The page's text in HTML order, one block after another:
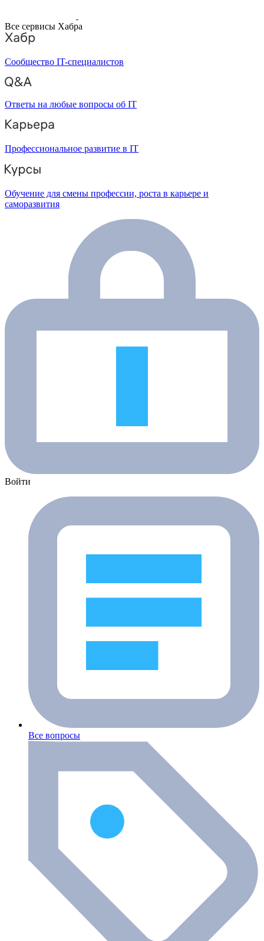
Все сервисы Хабра
Сообщество IT-специалистов
Ответы на любые вопросы об IT
Профессиональное развитие в IT
Обучение для смены профессии, роста в карьере и
саморазвития
Войти
Все вопросы